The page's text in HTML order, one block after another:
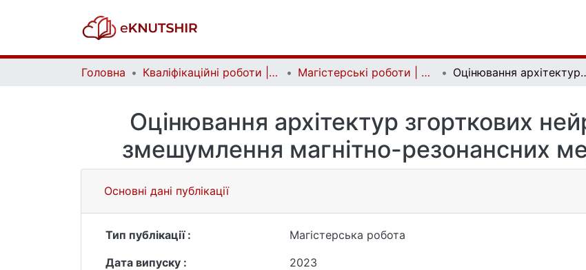
Головна Кваліфікаційні роботи | Qualifying works Магістерські роботи | Master's theses Оцінювання архітектур згорткових
Оцінювання архітектур згорткових
змешумлення магнітно-резонансних
Основні дані публікації
Тип публікації :
Магістерська робота
Дата випуску :
2023